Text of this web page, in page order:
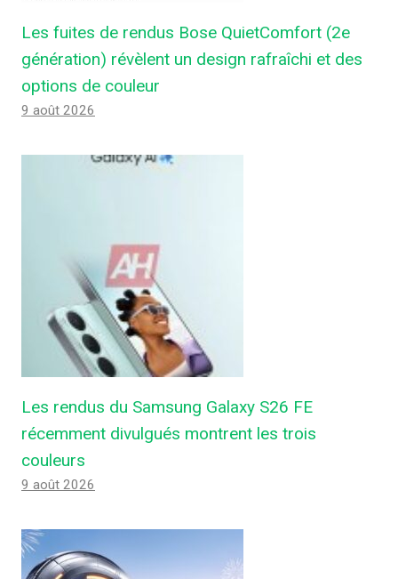
Les fuites de rendus Bose QuietComfort (2e
génération) révèlent un design rafraîchi et des
options de couleur
9 août 2026
Les rendus du Samsung Galaxy S26 FE
récemment divulgués montrent les trois
couleurs
9 août 2026